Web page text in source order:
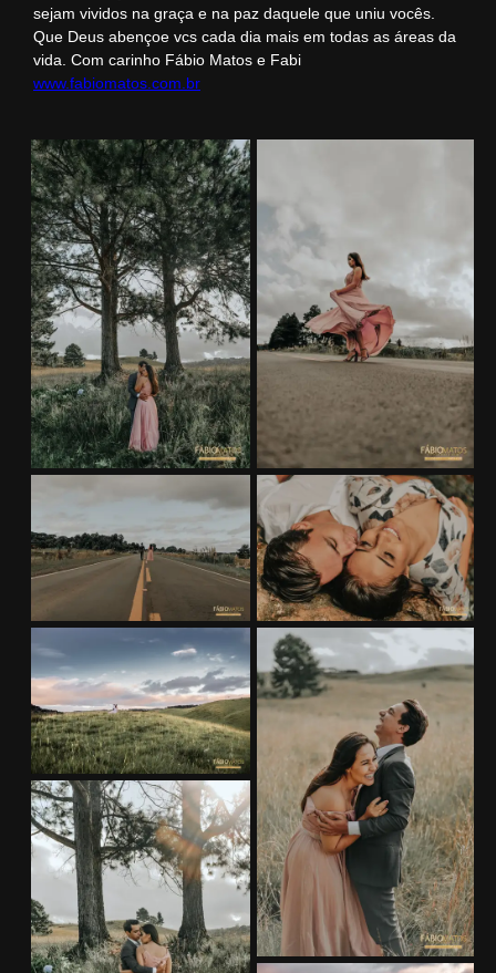
sejam vividos na graça e na paz daquele que uniu vocês.
Que Deus abençoe vcs cada dia mais em todas as áreas da
vida. Com carinho Fábio Matos e Fabi
www.fabiomatos.com.br